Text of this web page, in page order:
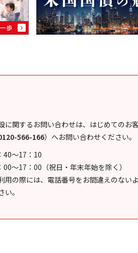
に関するお問い合わせは、はじめてのお
566-166） へお問い合わせください。
40～17：10
00～17：00（祝日・年末年始を除く）
用の際には、電話番号をお間違えのない
い。